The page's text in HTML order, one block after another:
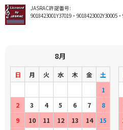
JASRAC許諾番号:
9018423001Y37019・9018423002Y30005
8月
日 月 火 水 木 金
土
1
2
3 4 5 6 7
8
9
10 11 12 13 14 15